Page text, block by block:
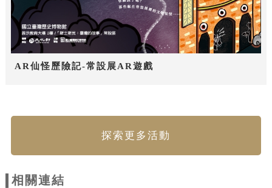
AR仙怪歷險記-常設展AR遊戲
探索更多活動
相關連結